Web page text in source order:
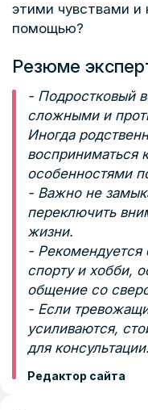
этими чувствами и
помощью?
Резюме
- Подростковый
сложными и
Иногда
восприниматься
особенностями
- Важно не
переключить
жизни.
- Рекомендуется
спорту и хобби,
общение со
- Если
усиливаются,
для консультации.
Редактор сайта